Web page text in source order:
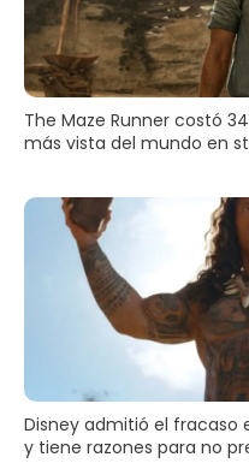
The Maze Runner costó
más vista del mundo en
Disney admitió el fracaso
y tiene razones para no